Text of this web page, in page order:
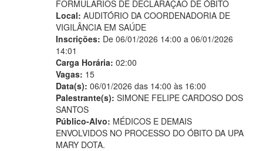
FORMULÁRIOS DE DECLARAÇÃO DE ÓBITO
Local: AUDITÓRIO DA COORDENADORIA DE
VIGILÂNCIA EM SAÚDE
Inscrições: De 06/01/2026 14:00 a 06/01/2026
14:01
Carga Horária: 02:00
Vagas: 15
Data(s): 06/01/2026 das 14:00 às 16:00
Palestrante(s): SIMONE FELIPE CARDOSO DOS
SANTOS
Público-Alvo: MÉDICOS E DEMAIS
ENVOLVIDOS NO PROCESSO DO ÓBITO DA UPA
MARY DOTA.